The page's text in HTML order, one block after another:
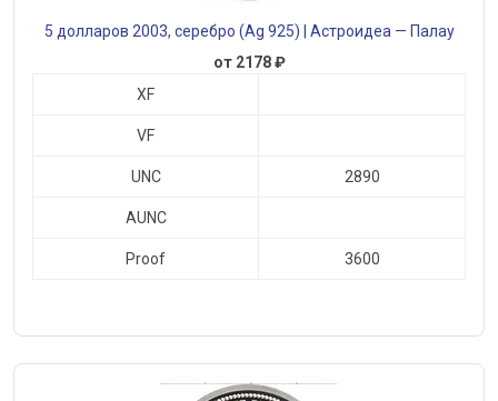
5 долларов 2003, серебро (Ag 925) | Астроидеа — Палау
от 2178 ₽
XF
VF
UNC 2890
AUNC
Proof 3600